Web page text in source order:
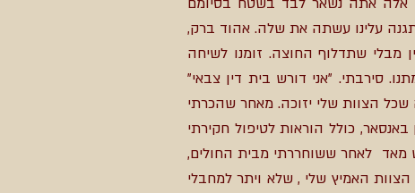
עלינו עשתה את שלה. אהוד ברק,
מבלי שתדלוף החוצה. זומנו לשיחה
סירבתי. "אני דורש בית דין צבאי"
הצוות שלי יזוכה. מאחר שהכרתי
כולל הוראות לטיפול חקירתי
מאד לאחר ששוחררתי מבית החולים,
האמיץ שלי , שלא ויתר למחבלי